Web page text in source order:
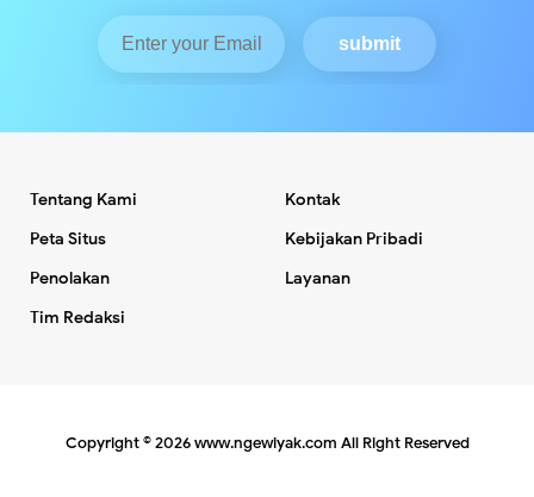
Tentang Kami
Kontak
Peta Situs
Kebijakan Pribadi
Penolakan
Layanan
Tim Redaksi
Copyright ©2026 www.ngewiyak.com All Right Reserved